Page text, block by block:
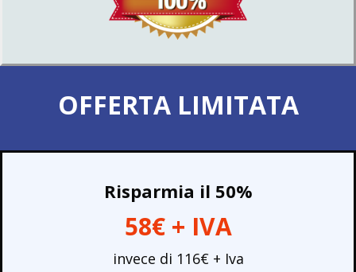
OFFERTA LIMITATA
Risparmia il 50%
58€ + IVA
invece di 116€ + Iva